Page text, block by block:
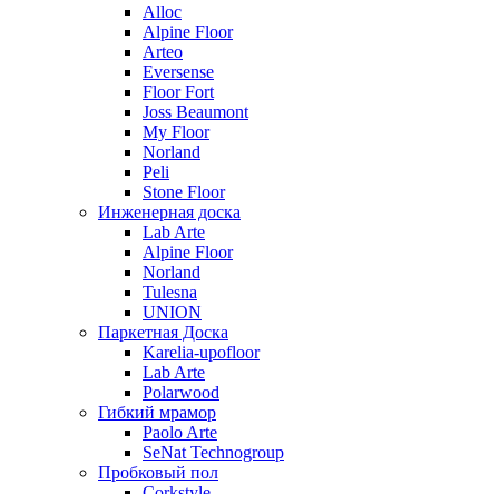
Alloc
Alpine Floor
Arteo
Eversense
Floor Fort
Joss Beaumont
My Floor
Norland
Peli
Stone Floor
Инженерная доска
Lab Arte
Alpine Floor
Norland
Tulesna
UNION
Паркетная Доска
Karelia-upofloor
Lab Arte
Polarwood
Гибкий мрамор
Paolo Arte
SeNat Technogroup
Пробковый пол